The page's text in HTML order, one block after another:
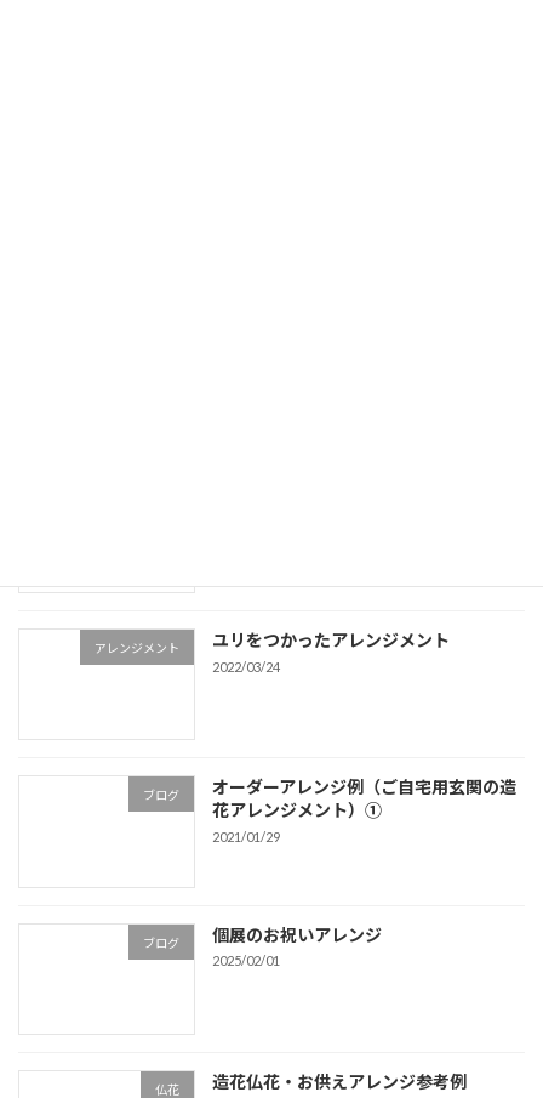
アレンジメント ユリをつかったアレンジメント
2022/03/24
ブログ
オーダーアレンジ例（ご自宅用玄関の造
花アレンジメント）①
2021/01/29
ブログ 個展のお祝いアレンジ
2025/02/01
仏花 造花仏花・お供えアレンジ参考例